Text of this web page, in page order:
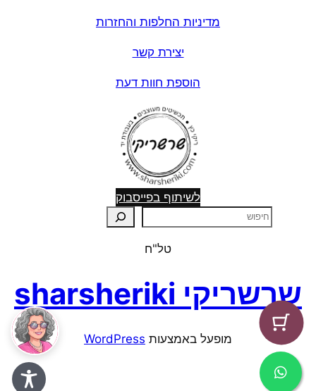
מדיניות החלפות והחזרות
יצירת קשר
הוספת חוות דעת
לשיתוף בפייסבוק
טל"ח
שרשריקי sharsheriki
מופעל באמצעות ⁦ WordPress